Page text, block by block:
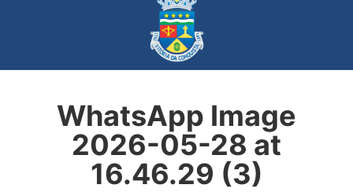
WhatsApp Image
2026-05-28 at
16.46.29 (3)